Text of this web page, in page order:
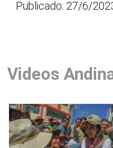
Publicado: 27/6/
Videos